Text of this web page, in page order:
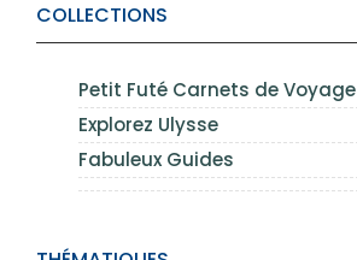
COLLECTIONS
Petit Futé Carnets de Voyage
Explorez Ulysse
Fabuleux Guides